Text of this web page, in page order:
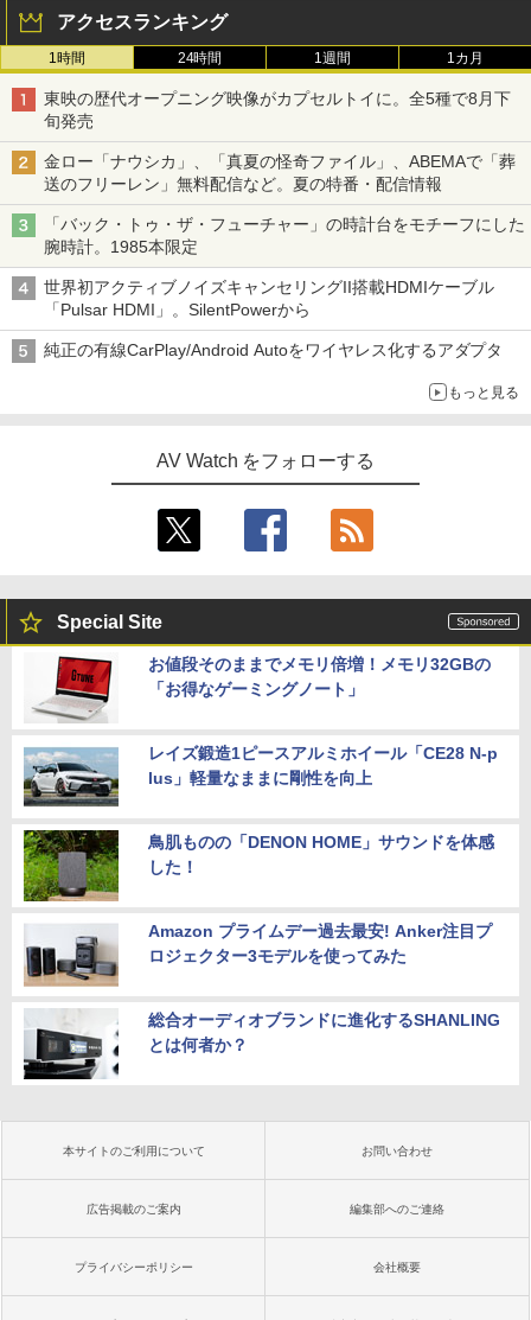
アクセスランキング
1時間 24時間 1週間 1カ月
東映の歴代オープニング映像がカプセルトイに。全5種で8月下
旬発売
金ロー「ナウシカ」、「真夏の怪奇ファイル」、ABEMAで「葬
送のフリーレン」無料配信など。夏の特番・配信情報
「バック・トゥ・ザ・フューチャー」の時計台をモチーフにした
腕時計。1985本限定
世界初アクティブノイズキャンセリングII搭載HDMIケーブル
「Pulsar HDMI」。SilentPowerから
純正の有線CarPlay/Android Autoをワイヤレス化するアダプタ
もっと見る
AV Watch をフォローする
Special Site
お値段そのままでメモリ倍増！メモリ32GBの
「お得なゲーミングノート」
レイズ鍛造1ピースアルミホイール「CE28 N-p
lus」軽量なままに剛性を向上
鳥肌ものの「DENON HOME」サウンドを体感
した！
Amazon プライムデー過去最安! Anker注目プ
ロジェクター3モデルを使ってみた
総合オーディオブランドに進化するSHANLING
とは何者か？
本サイトのご利用について お問い合わせ
広告掲載のご案内 編集部へのご連絡
プライバシーポリシー 会社概要